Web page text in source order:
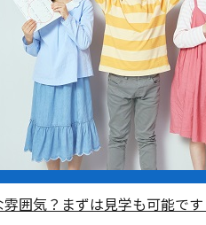
囲気？まずは見学も可能です